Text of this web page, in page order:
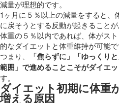
減量が理想的です。
1ヶ月に５％以上の減量をすると
に戻そうとする反動が起きることが
体重の５％以内であれば、体がス
的なダイエットと体重維持が可能で
つまり、
「焦らずに」「ゆっくり
範囲」で進めることこそがダイエ
す。
ダイエット初期に体重
増える原因